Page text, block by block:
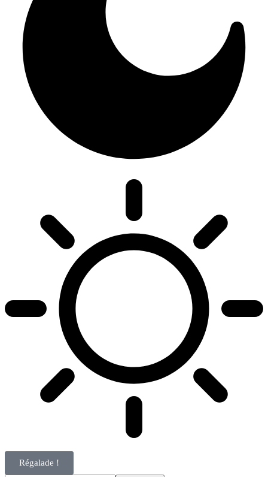
Régalade !